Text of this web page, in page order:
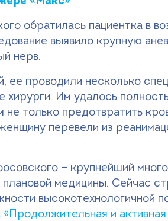
обратилась пациентка в
выявило крупную
нерв.
ее проводили несколько
хирурги. Им удалось
только предотвратить
перевели из
— крупнейший
медицины. Сейчас
высокотехнологичной
«Продолжительная и активная